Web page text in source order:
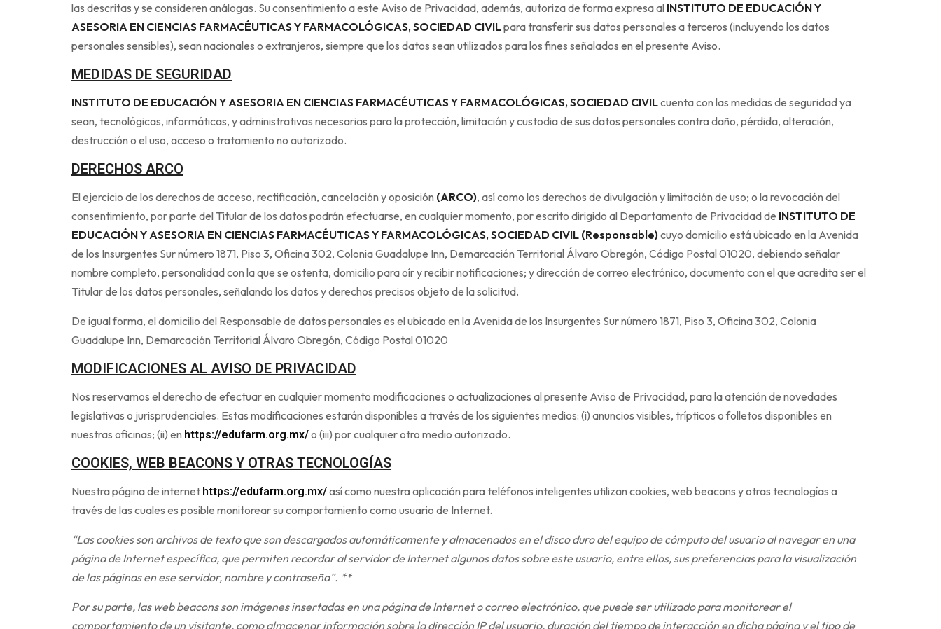
las descritas y se consideren análogas. Su consentimiento a este Aviso de Privacidad, además, autoriza de forma expresa al INSTITUTO DE EDUCACIÓN Y
ASESORIA EN CIENCIAS FARMACÉUTICAS Y FARMACOLÓGICAS, SOCIEDAD CIVILpara transferir sus datos personales a terceros (incluyendo los datos
personales sensibles), sean nacionales o extranjeros, siempre que los datos sean utilizados para los fines señalados en el presente Aviso.
MEDIDAS DE SEGURIDAD
INSTITUTO DE EDUCACIÓN Y ASESORIA EN CIENCIAS FARMACÉUTICAS Y FARMACOLÓGICAS, SOCIEDAD CIVILcuenta con las medidas de seguridad ya
sean, tecnológicas, informáticas, y administrativas necesarias para la protección, limitación y custodia de sus datos personales contra daño, pérdida, alteración,
destrucción o el uso, acceso o tratamiento no autorizado.
DERECHOS ARCO
El ejercicio de los derechos de acceso, rectificación, cancelación y oposición (ARCO), así como los derechos de divulgación y limitación de uso; o la revocación del
consentimiento, por parte del Titular de los datos podrán efectuarse, en cualquier momento, por escrito dirigido al Departamento de Privacidad de INSTITUTO DE
EDUCACIÓN Y ASESORIA EN CIENCIAS FARMACÉUTICAS Y FARMACOLÓGICAS, SOCIEDAD CIVIL (Responsable)cuyo domicilio está ubicado en la Avenida
de los Insurgentes Sur número 1871, Piso 3, Oficina 302, Colonia Guadalupe Inn, Demarcación Territorial Álvaro Obregón, Código Postal 01020, debiendo señalar
nombre completo, personalidad con la que se ostenta, domicilio para oír y recibir notificaciones; y dirección de correo electrónico, documento con el que acredita ser el
Titular de los datos personales, señalando los datos y derechos precisos objeto de la solicitud.
De igual forma, el domicilio del Responsable de datos personales es el ubicado en la Avenida de los Insurgentes Sur número 1871, Piso 3, Oficina 302, Colonia
Guadalupe Inn, Demarcación Territorial Álvaro Obregón, Código Postal 01020
MODIFICACIONES AL AVISO DE PRIVACIDAD
Nos reservamos el derecho de efectuar en cualquier momento modificaciones o actualizaciones al presente Aviso de Privacidad, para la atención de novedades
legislativas o jurisprudenciales. Estas modificaciones estarán disponibles a través de los siguientes medios: (i) anuncios visibles, trípticos o folletos disponibles en
nuestras oficinas; (ii) en https://edufarm.org.mx/o (iii) por cualquier otro medio autorizado.
COOKIES, WEB BEACONS Y OTRAS TECNOLOGÍAS
Nuestra página de internet https://edufarm.org.mx/así como nuestra aplicación para teléfonos inteligentes utilizan cookies, web beacons y otras tecnologías a
través de las cuales es posible monitorear su comportamiento como usuario de Internet.
“Las cookies son archivos de texto que son descargados automáticamente y almacenados en el disco duro del equipo de cómputo del usuario al navegar en una
página de Internet específica, que permiten recordar al servidor de Internet algunos datos sobre este usuario, entre ellos, sus preferencias para la visualización
de las páginas en ese servidor, nombre y contraseña”. **
Por su parte, las web beacons son imágenes insertadas en una página de Internet o correo electrónico, que puede ser utilizado para monitorear el
comportamiento de un visitante, como almacenar información sobre la dirección IP del usuario, duración del tiempo de interacción en dicha página y el tipo de